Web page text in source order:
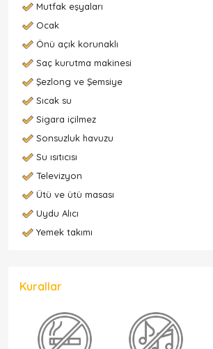
Mutfak eşyaları
Ocak
Önü açık korunaklı
Saç kurutma makinesi
Şezlong ve Şemsiye
Sıcak su
Sigara içilmez
Sonsuzluk havuzu
Su ısıtıcısı
Televizyon
Ütü ve ütü masası
Uydu Alıcı
Yemek takımı
Kurallar